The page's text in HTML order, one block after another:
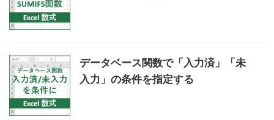
データベース関数で「入力済」「未
入力」の条件を指定する